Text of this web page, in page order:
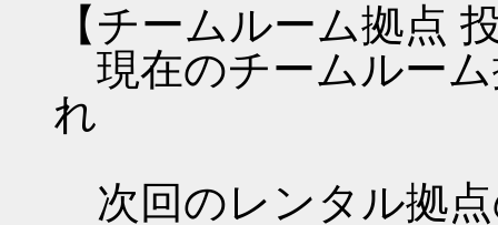
【チームルーム拠点
現在のチームルー
れ
次回のレンタル拠